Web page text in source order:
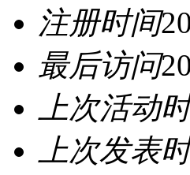
注册时间
最后访问
上次活动
上次发表